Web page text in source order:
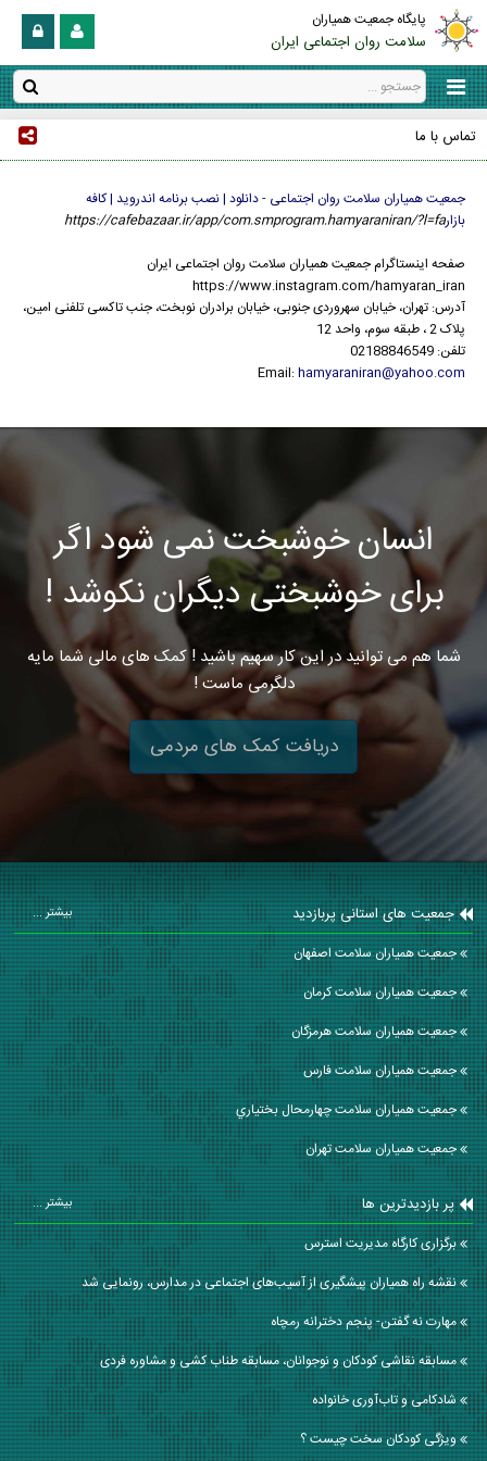
پایگاه جمعیت همیاران
سلامت روان اجتماعی ایران
تماس با ما
جمعیت همیاران سلامت روان اجتماعی - دانلود | نصب برنامه اندروید | کافه
بازارhttps://cafebazaar.ir/app/com.smprogram.hamyaraniran/?l=fa
صفحه اینستاگرام جمعیت همیاران سلامت روان اجتماعی ایران
https://www.instagram.com/hamyaran_iran
آدرس: تهران، خیابان سهروردی جنوبی، خیابان برادران نوبخت، جنب تاکسی تلفنی امین،
پلاک 2 ، طبقه سوم، واحد 12
تلفن: 02188846549
Email:hamyaraniran@yahoo.com
انسان خوشبخت نمی شود اگر
برای خوشبختی دیگران نکوشد !
شما هم می توانید در این کار سهیم باشید ! کمک های مالی شما مایه
دلگرمی ماست !
دریافت کمک های مردمی
جمعیت های استانی پربازدید بیشتر ...
جمعیت همیاران سلامت اصفهان
جمعیت همیاران سلامت كرمان
جمعیت همیاران سلامت هرمزگان
جمعیت همیاران سلامت فارس
جمعیت همیاران سلامت چهارمحال بختياري
جمعیت همیاران سلامت تهران
پر بازدیدترین ها بیشتر ...
برگزاری کارگاه مدیریت استرس
نقشه راه همیاران پیشگیری از آسیب‌های اجتماعی در مدارس، رونمایی شد
مهارت نه گفتن- پنجم دخترانه رمچاه
مسابقه نقاشی کودکان و نوجوانان، مسابقه طناب کشی و مشاوره فردی
شادکامی و تاب‌آوری خانواده
ویژگی کودکان سخت چیست ؟